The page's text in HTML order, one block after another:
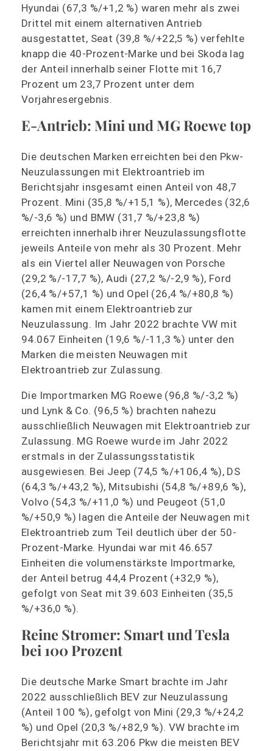
Hyundai (67,3 %/+1,2 %) waren mehr als zwei
Drittel mit einem alternativen Antrieb
ausgestattet, Seat (39,8 %/+22,5 %) verfehlte
knapp die 40-Prozent-Marke und bei Skoda lag
der Anteil innerhalb seiner Flotte mit 16,7
Prozent um 23,7 Prozent unter dem
Vorjahresergebnis.
E-Antrieb: Mini und MG Roewe top
Die deutschen Marken erreichten bei den Pkw-
Neuzulassungen mit Elektroantrieb im
Berichtsjahr insgesamt einen Anteil von 48,7
Prozent. Mini (35,8 %/+15,1 %), Mercedes (32,6
%/-3,6 %) und BMW (31,7 %/+23,8 %)
erreichten innerhalb ihrer Neuzulassungsflotte
jeweils Anteile von mehr als 30 Prozent. Mehr
als ein Viertel aller Neuwagen von Porsche
(29,2 %/-17,7 %), Audi (27,2 %/-2,9 %), Ford
(26,4 %/+57,1 %) und Opel (26,4 %/+80,8 %)
kamen mit einem Elektroantrieb zur
Neuzulassung. Im Jahr 2022 brachte VW mit
94.067 Einheiten (19,6 %/-11,3 %) unter den
Marken die meisten Neuwagen mit
Elektroantrieb zur Zulassung.
Die Importmarken MG Roewe (96,8 %/-3,2 %)
und Lynk & Co. (96,5 %) brachten nahezu
ausschließlich Neuwagen mit Elektroantrieb zur
Zulassung. MG Roewe wurde im Jahr 2022
erstmals in der Zulassungsstatistik
ausgewiesen. Bei Jeep (74,5 %/+106,4 %), DS
(64,3 %/+43,2 %), Mitsubishi (54,8 %/+89,6 %),
Volvo (54,3 %/+11,0 %) und Peugeot (51,0
%/+50,9 %) lagen die Anteile der Neuwagen mit
Elektroantrieb zum Teil deutlich über der 50-
Prozent-Marke. Hyundai war mit 46.657
Einheiten die volumenstärkste Importmarke,
der Anteil betrug 44,4 Prozent (+32,9 %),
gefolgt von Seat mit 39.603 Einheiten (35,5
%/+36,0 %).
Reine Stromer: Smart und Tesla
bei 100 Prozent
Die deutsche Marke Smart brachte im Jahr
2022 ausschließlich BEV zur Neuzulassung
(Anteil 100 %), gefolgt von Mini (29,3 %/+24,2
%) und Opel (20,3 %/+82,9 %). VW brachte im
Berichtsjahr mit 63.206 Pkw die meisten BEV